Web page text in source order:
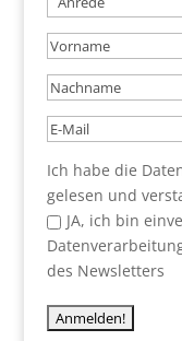
Ich habe die
gelesen und
JA, ich bin
des Newsletters